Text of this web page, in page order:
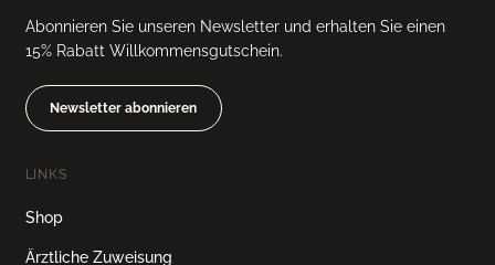
Abonnieren Sie unseren Newsletter und erhalten Sie einen
15% Rabatt Willkommensgutschein.
Newsletter abonnieren
LINKS
Shop
Ärztliche Zuweisung